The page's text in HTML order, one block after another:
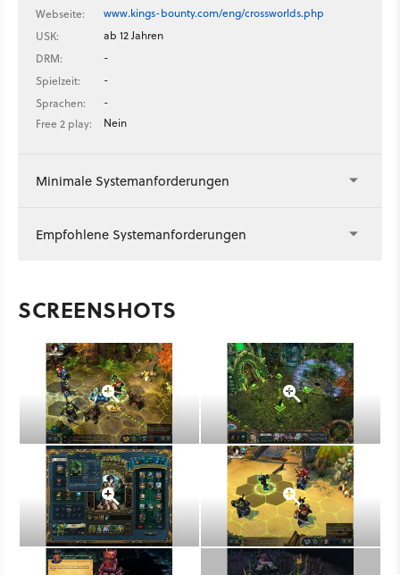
Webseite:
www.kings-bounty.com/eng/crossworlds.php
USK:
ab 12 Jahren
DRM:
-
Spielzeit:
-
Sprachen:
-
Free 2 play:
Nein
Minimale Systemanforderungen
Empfohlene Systemanforderungen
SCREENSHOTS